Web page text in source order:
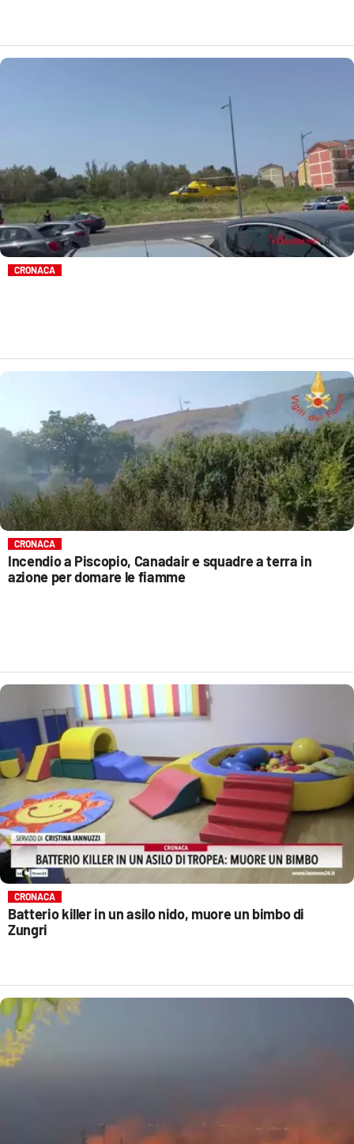
LACAPITALENEWS.IT
App
ANDROID
CRONACA
CRONACA
Incendio a Piscopio, Canadair e squadre a terra in
azione per domare le fiamme
CRONACA
Batterio killer in un asilo nido, muore un bimbo di
Zungri